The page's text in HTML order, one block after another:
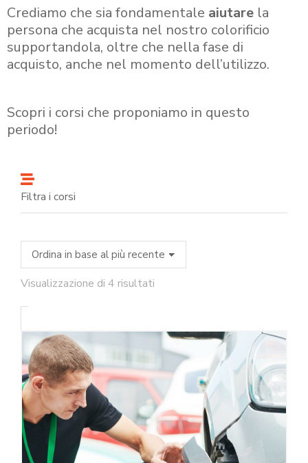
Crediamo che sia fondamentale aiutare la
persona che acquista nel nostro colorificio
supportandola, oltre che nella fase di
acquisto, anche nel momento dell’utilizzo.
Scopri i corsi che proponiamo in questo
periodo!
Filtra i corsi
Visualizzazione di 4 risultati